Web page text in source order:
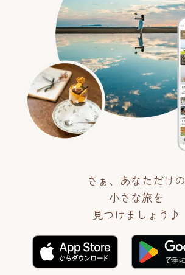
さぁ、あなただけの
小さな旅を
見つけましょう♪